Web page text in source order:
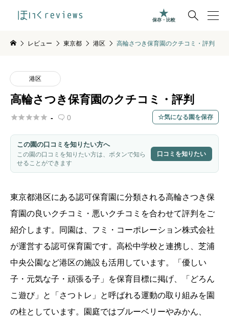

保存・比較
レビュー 東京都 港区 高輪さつき保育園のクチコミ・評判
港区
高輪さつき保育園のクチコミ・評判
 -  0 気になる園を保存
この園の口コミを知りたい方へ
この園の口コミを知りたい方は、ボタンで知ら
せることができます
口コミを知りたい
東京都港区にある認可保育園に分類される高輪さつき保
育園の良いクチコミ・悪いクチコミを合わせて評判をご
紹介します。同園は、フミ・コーポレーション株式会社
が運営する認可保育園です。高松中学校と連携し、芝浦
中央公園など港区の施設も活用しています。「優しい
子・元気な子・頑張る子」を保育目標に掲げ、「どろん
こ遊び」と「さつトレ」と呼ばれる運動の取り組みを園
の柱としています。園庭ではブルーベリーやみかん、